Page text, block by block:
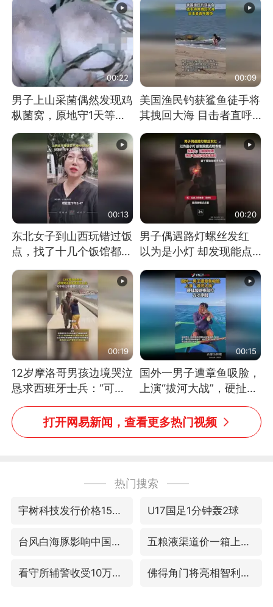
00:22
男子上山采菌偶然发现鸡
枞菌窝，原地守1天等它
长大：挖了140多朵
00:09
美国渔民钓获鲨鱼徒手将
其拽回大海 目击者直呼
震惊 （视频来源：参考
消息）
00:13
东北女子到山西玩错过饭
点，找了十几个饭馆都没
开门：午休到几点
00:20
男子偶遇路灯螺丝发红
以为是小灯 却发现能点
燃香烟 当事人：已报警
处理
00:19
12岁摩洛哥男孩边境哭泣
恳求西班牙士兵：“可不
可以不要把我遣返回国”
00:15
国外一男子遭章鱼吸脸，
上演“拔河大战”，硬扯加
铁棒敲打方才挣脱
打开网易新闻，查看更多热门视频
热门搜索
宇树科技发行价格150.80元/股 U17国足1分钟轰2球
台风白海豚影响中国已成定局 五粮液渠道价一箱上涨近百元
看守所辅警收受10万获刑1年 佛得角门将亮相智利俱乐部主场